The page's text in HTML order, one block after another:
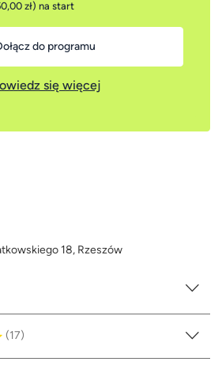
zł) na start
do programu
się więcej
18, Rzeszów
(17)